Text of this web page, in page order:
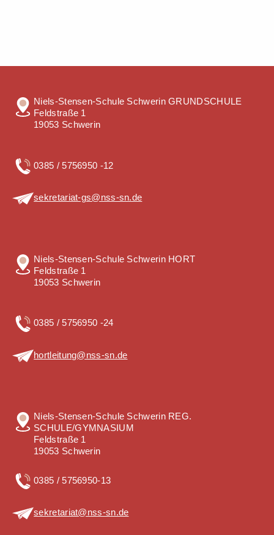
Niels-Stensen-Schule Schwerin GRUNDSCHULE
Feldstraße 1
19053 Schwerin
0385 / 5756950 -12
sekretariat-gs@nss-sn.de
Niels-Stensen-Schule Schwerin HORT
Feldstraße 1
19053 Schwerin
0385 / 5756950 -24
hortleitung@nss-sn.de
Niels-Stensen-Schule Schwerin REG.
SCHULE/GYMNASIUM
Feldstraße 1
19053 Schwerin
0385 / 5756950-13
sekretariat@nss-sn.de